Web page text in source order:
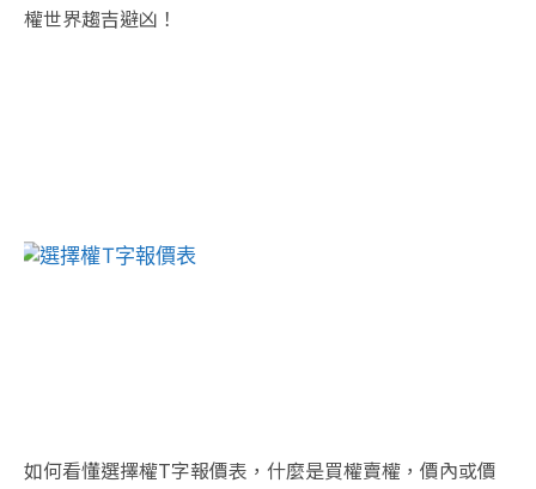
權世界趨吉避凶！
如何看懂選擇權T字報價表，什麼是買權賣權，價內或價